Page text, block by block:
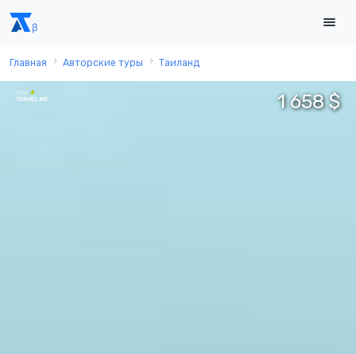
Главная Авторские туры Таиланд
1 658 $